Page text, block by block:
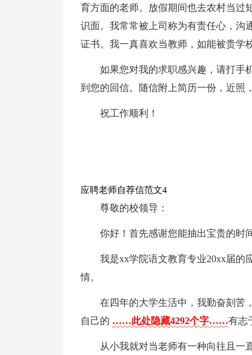
育方面的老师。放假期间也去农村当过
识面。我常常被上司称为有责任心，沟
证书。我一真喜欢当教师，如能被贵学
如果您对我的求职感兴趣，请打
到您的回信。随信附上简历一份，近照
祝工作顺利！
应聘老师自荐信范文4
尊敬的校领导：
你好！首先感谢您能抽出宝贵的时
我是xx学院语文教育专业20xx届的
情。
在四年的大学生活中，我勤奋刻苦
自己的 ……此处隐藏4292个字……有志
从小我就对当老师有一种向往且一